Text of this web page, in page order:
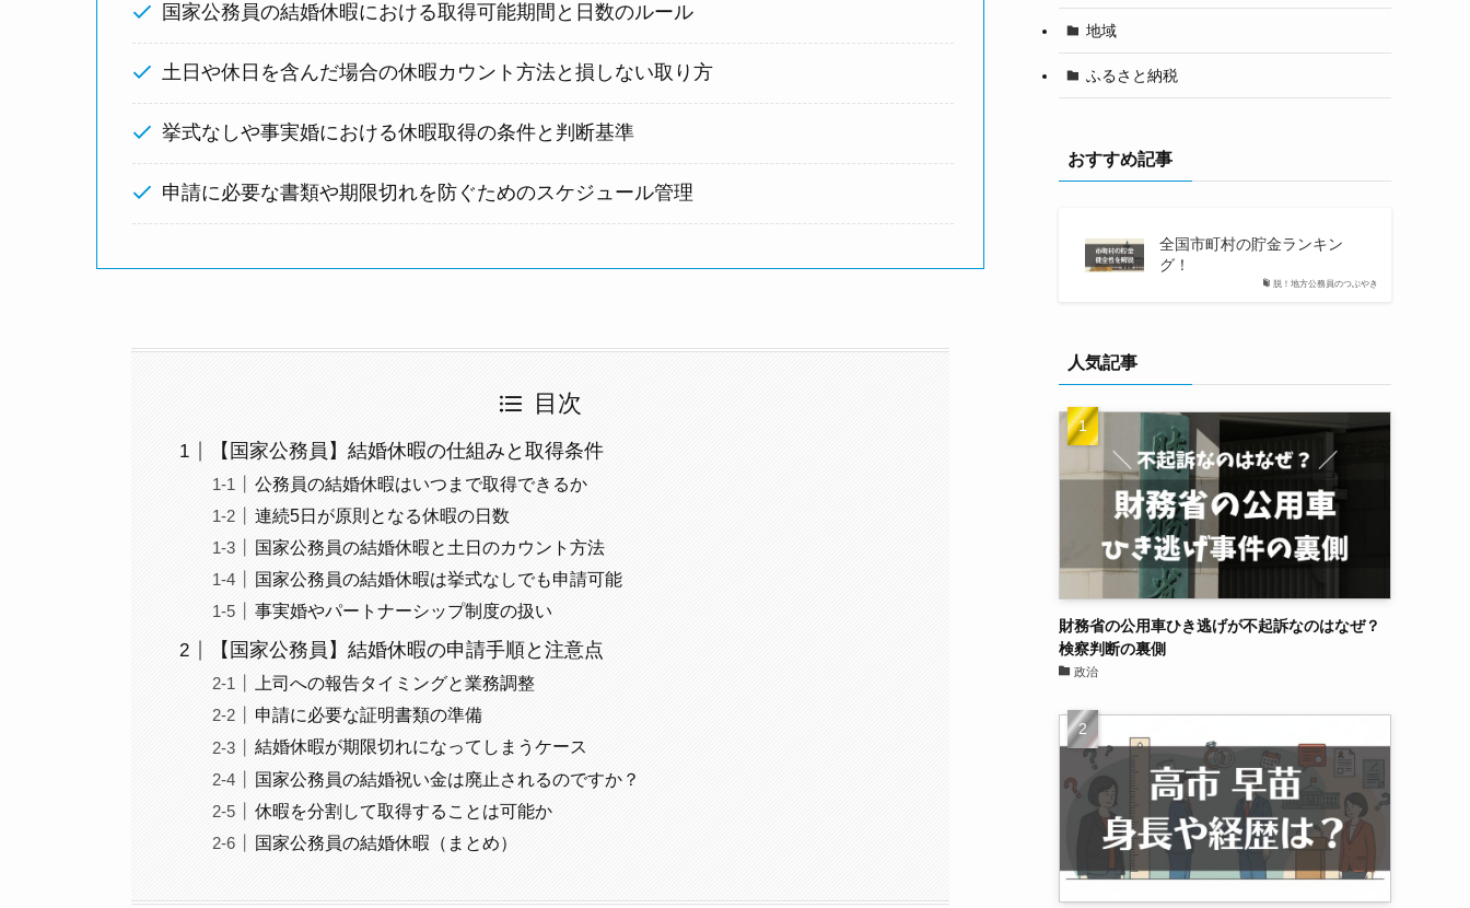
国家公務員の結婚休暇における取得可能期間と日数のルール
土日や休日を含んだ場合の休暇カウント方法と損しない取り方
挙式なしや事実婚における休暇取得の条件と判断基準
申請に必要な書類や期限切れを防ぐためのスケジュール管理
目次
【国家公務員】結婚休暇の仕組みと取得条件
公務員の結婚休暇はいつまで取得できるか
連続5日が原則となる休暇の日数
国家公務員の結婚休暇と土日のカウント方法
国家公務員の結婚休暇は挙式なしでも申請可能
事実婚やパートナーシップ制度の扱い
【国家公務員】結婚休暇の申請手順と注意点
上司への報告タイミングと業務調整
申請に必要な証明書類の準備
結婚休暇が期限切れになってしまうケース
国家公務員の結婚祝い金は廃止されるのですか？
休暇を分割して取得することは可能か
国家公務員の結婚休暇（まとめ）
地域
ふるさと納税
おすすめ記事
脱！地方公務員のつぶやき
全国市町村の貯金ランキン
グ！
人気記事
財務省の公用車ひき逃げが不起訴なのはなぜ？
検察判断の裏側
政治